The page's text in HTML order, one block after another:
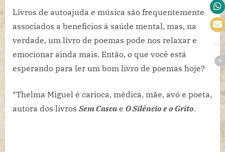
Livros de autoajuda e música são frequentemente
associados a benefícios à saúde mental, mas, na
verdade, um livro de poemas pode nos relaxar e
emocionar ainda mais. Então, o que você está
esperando para ler um bom livro de poemas hoje?
*Thelma Miguel é carioca, médica, mãe, avó e poeta,
autora dos livrosSem Casca e O Silêncio e o Grito.